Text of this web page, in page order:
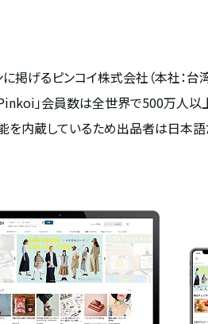
掲げるピンコイ株式会社（本社：
」会員数は全世界で500万人以上
内蔵しているため出品者は日本